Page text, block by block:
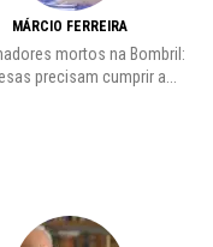
MÁRCIO FERREIRA
mortos na Bombril:
precisam cumprir a...